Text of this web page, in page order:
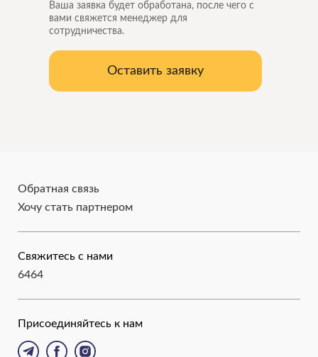
Ваша заявка будет обработана, после чего с
вами свяжется менеджер для
сотрудничества.
Оставить заявку
Обратная связь
Хочу стать партнером
Свяжитесь с нами
6464
Присоединяйтесь к нам